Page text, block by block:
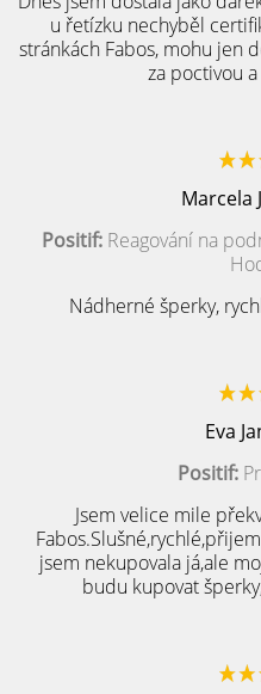
u řetízku nechyběl
stránkách Fabos, mohu jen
za poctivou
Marcela
Positif: Reagování na
Nádherné šperky,
Eva
Positif:
Jsem velice mile
jsem nekupovala já,ale
budu kupovat